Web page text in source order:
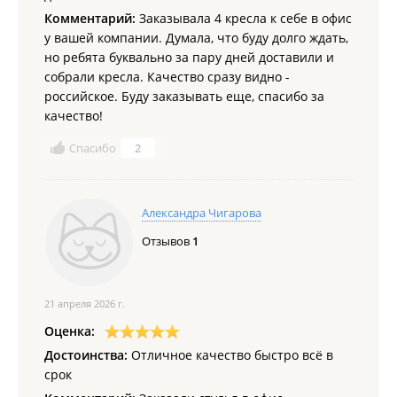
Детская мебель;
Компьютерные столы;
Гостиничная мебель и т. п.
Комментарий: Заказывала 4 кресла к себе в офис
у вашей компании. Думала, что буду долго ждать,
но ребята буквально за пару дней доставили и
собрали кресла. Качество сразу видно -
российское. Буду заказывать еще, спасибо за
качество!
Спасибо 2
Александра Чигарова
Отзывов 1
21 апреля 2026 г.
Оценка:
Достоинства: Отличное качество быстро всё в
срок